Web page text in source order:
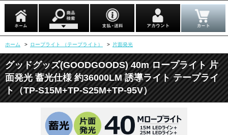
ホーム > ロープライト （テープライト） > 片面発光
グッドグッズ(GOODGOODS) 40m ロープライト 片
面発光 蓄光仕様 約36000LM 誘導ライト テープライ
ト（TP-S15M+TP-S25M+TP-95V）